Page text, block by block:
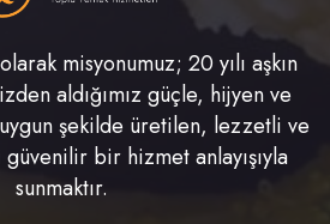
misyonumuz; 20 yılı aşkın
aldığımız güçle, hijyen ve
şekilde üretilen, lezzetli ve
bir hizmet anlayışıyla
sunmaktır.